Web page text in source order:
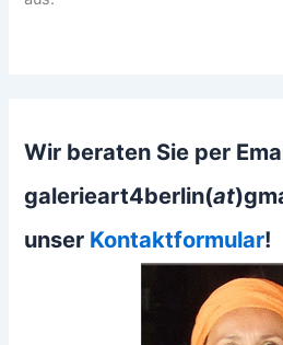
Wir beraten Sie per
galerieart4berlin(at
unser Kontaktformular!